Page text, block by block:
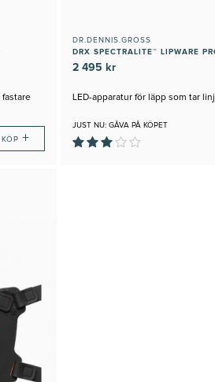
KÖP+
DR.DENNIS.GROSS
DRX SPECTRALITE™ LIPWARE
2 495 kr
LED-apparatur för läpp som tar
JUST NU: GÅVA PÅ KÖPET